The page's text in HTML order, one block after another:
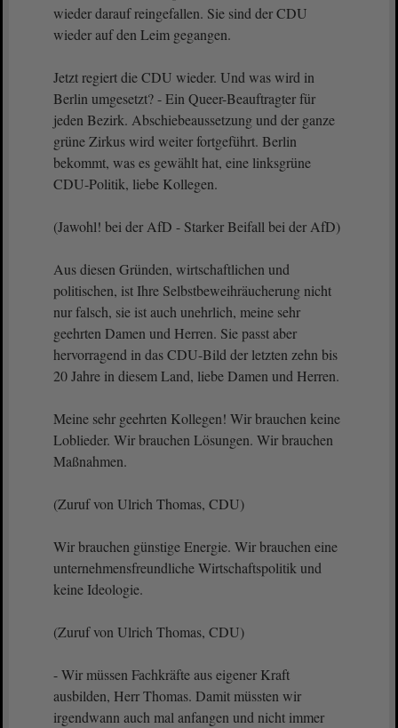
wieder darauf reingefallen. Sie sind der CDU
wieder auf den Leim gegangen.
Jetzt regiert die CDU wieder. Und was wird in
Berlin umgesetzt? - Ein Queer-Beauftragter für
jeden Bezirk. Abschiebeaussetzung und der ganze
grüne Zirkus wird weiter fortgeführt. Berlin
bekommt, was es gewählt hat, eine linksgrüne
CDU-Politik, liebe Kollegen.
(Jawohl! bei der AfD - Starker Beifall bei der AfD)
Aus diesen Gründen, wirtschaftlichen und
politischen, ist Ihre Selbstbeweihräucherung nicht
nur falsch, sie ist auch unehrlich, meine sehr
geehrten Damen und Herren. Sie passt aber
hervorragend in das CDU-Bild der letzten zehn bis
20 Jahre in diesem Land, liebe Damen und Herren.
Meine sehr geehrten Kollegen! Wir brauchen keine
Loblieder. Wir brauchen Lösungen. Wir brauchen
Maßnahmen.
(Zuruf von Ulrich Thomas, CDU)
Wir brauchen günstige Energie. Wir brauchen eine
unternehmensfreundliche Wirtschaftspolitik und
keine Ideologie.
(Zuruf von Ulrich Thomas, CDU)
- Wir müssen Fachkräfte aus eigener Kraft
ausbilden, Herr Thomas. Damit müssten wir
irgendwann auch mal anfangen und nicht immer